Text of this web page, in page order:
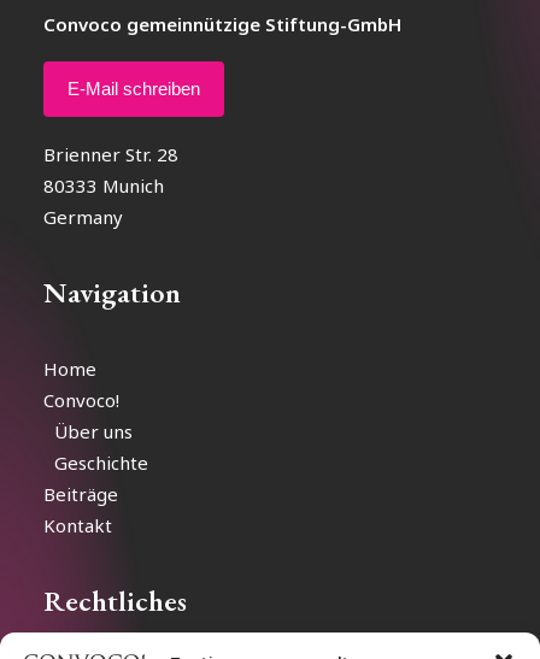
Convoco gemeinnützige Stiftung-GmbH
E-Mail schreiben
Brienner Str. 28
80333 Munich
Germany
Navigation
Home
Convoco!
Über uns
Geschichte
Beiträge
Kontakt
Rechtliches